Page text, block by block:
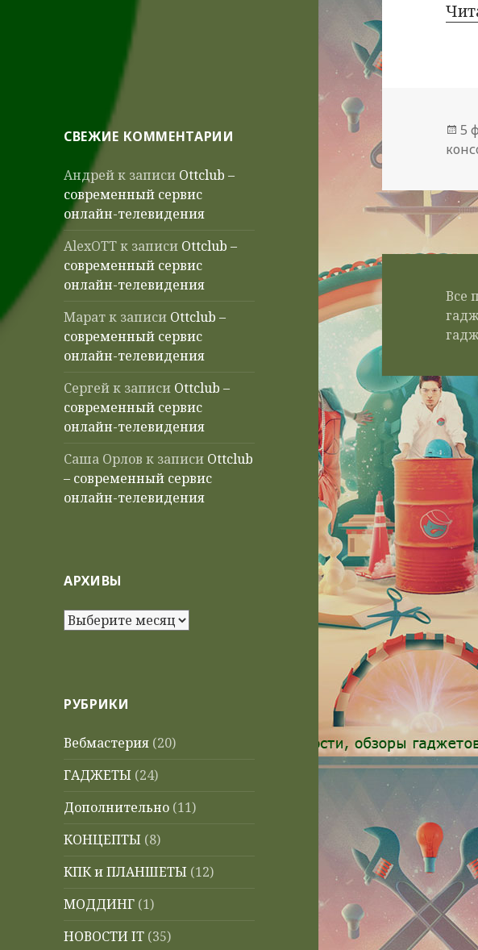
СВЕЖИЕ КОММЕНТАРИИ
Андрейк записи Ottclub –
современный сервис
онлайн-телевидения
AlexOTTк записи Ottclub –
современный сервис
онлайн-телевидения
Маратк записи Ottclub –
современный сервис
онлайн-телевидения
Сергейк записи Ottclub –
современный сервис
онлайн-телевидения
Саша Орлов к записи Ottclub
– современный сервис
онлайн-телевидения
АРХИВЫ
Архивы
РУБРИКИ
Вебмастерия (20)
ГАДЖЕТЫ (24)
Дополнительно (11)
КОНЦЕПТЫ (8)
КПК и ПЛАНШЕТЫ (12)
МОДДИНГ (1)
НОВОСТИ IT (35)
5
Все